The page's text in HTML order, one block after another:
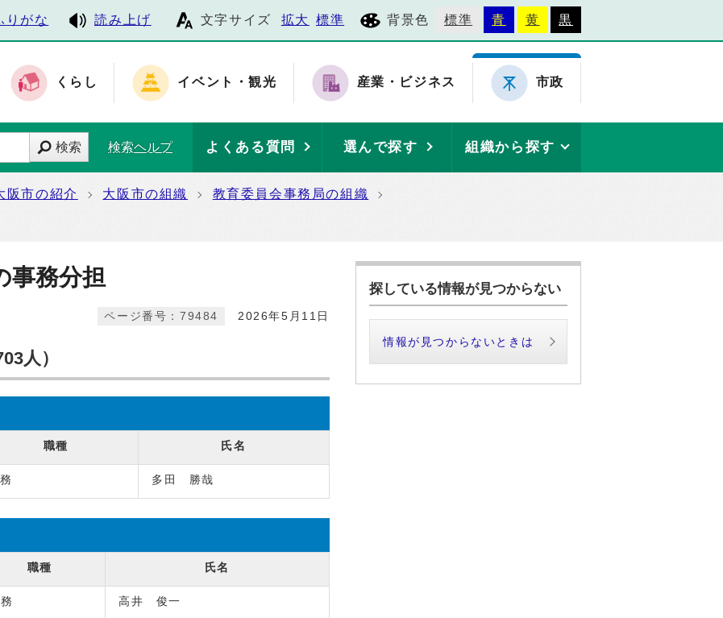
りがな 読み上げ 文字サイズ 拡大 標準 背景色 標準 青 黄 黒
くらし イベント・観光 産業・ビジネス 市政
検索 検索ヘルプ よくある質問 選んで探す 組織から探す
阪市の紹介 大阪市の組織
教育委員会事務局の組織
事務分担
2026年5月11日
ページ番号：79484
人）
職種 氏名
多田 勝哉
職種 氏名
高井 俊一
探している情報が見つからない
情報が見つからないときは